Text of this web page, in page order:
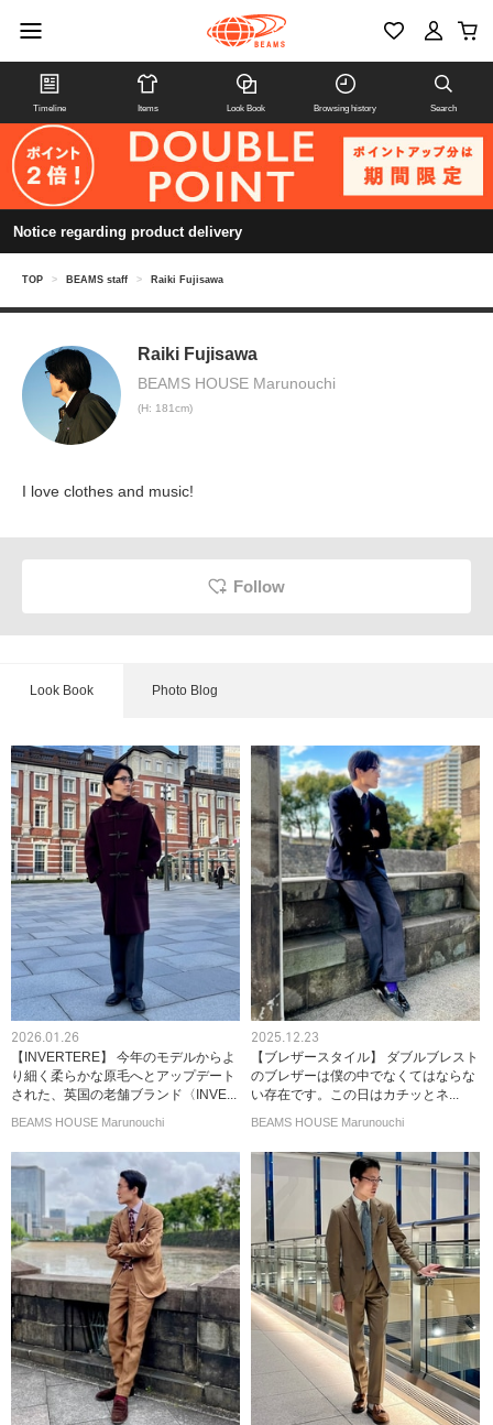
Timeline Items Look Book Browsing history Search
Notice regarding product delivery
TOP > BEAMS staff > Raiki Fujisawa
Raiki Fujisawa
BEAMS HOUSE Marunouchi
(H: 181cm)
I love clothes and music!
Follow
Look Book Photo Blog
2026.01.26
【INVERTERE】 今年のモデルからよ
り細く柔らかな原毛へとアップデート
された、英国の老舗ブランド〈INVE...
BEAMS HOUSE Marunouchi
2025.12.23
【ブレザースタイル】 ダブルブレスト
のブレザーは僕の中でなくてはならな
い存在です。この日はカチッとネ...
BEAMS HOUSE Marunouchi